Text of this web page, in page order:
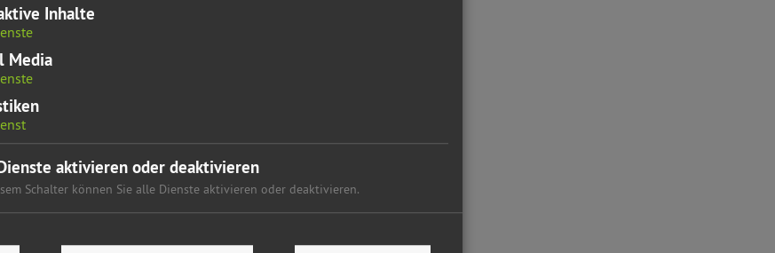
mehr feministische Bildung an Schulen sowie eine
Sziborra-Seidlitz, Sprecherin für Gleichstellung,
und Autoritarismus“
Fernsehen, in vermeintlich harmlosen
Narrative rüttelten an der Gleichwertigkeit aller
extreme Online-Communities verbreitet, etwa durch Pick-
und autoritäre Ideologien und ein
Inhalte
Media
aktivieren oder deaktivieren
Schalter können Sie alle Dienste aktivieren oder deaktivieren.